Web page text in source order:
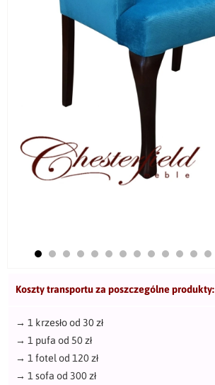
Koszty transportu za poszczególne produkty:
→ 1 krzesło od 30 zł
→ 1 pufa od 50 zł
→ 1 fotel od 120 zł
→ 1 sofa od 300 zł